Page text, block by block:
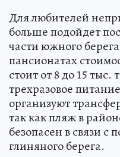
Для любителей
больше подойдет
части южного
пансионатах
стоит от 8 до 15 тыс.
трехразовое
организуют
так как пляж в
безопасен в связи с
глиняного берега.